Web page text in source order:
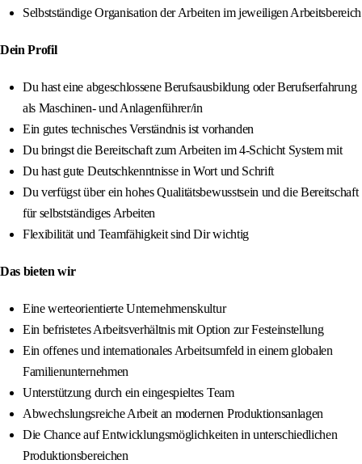
Selbstständige Organisation der Arbeiten im jeweiligen Arbeitsbereich
Dein Profil
Du hast eine abgeschlossene Berufsausbildung oder Berufserfahrung
als Maschinen- und Anlagenführer/in
Ein gutes technisches Verständnis ist vorhanden
Du bringst die Bereitschaft zum Arbeiten im 4-Schicht System mit
Du hast gute Deutschkenntnisse in Wort und Schrift
Du verfügst über ein hohes Qualitätsbewusstsein und die Bereitschaft
für selbstständiges Arbeiten
Flexibilität und Teamfähigkeit sind Dir wichtig
Das bieten wir
Eine werteorientierte Unternehmenskultur
Ein befristetes Arbeitsverhältnis mit Option zur Festeinstellung
Ein offenes und internationales Arbeitsumfeld in einem globalen
Familienunternehmen
Unterstützung durch ein eingespieltes Team
Abwechslungsreiche Arbeit an modernen Produktionsanlagen
Die Chance auf Entwicklungsmöglichkeiten in unterschiedlichen
Produktionsbereichen